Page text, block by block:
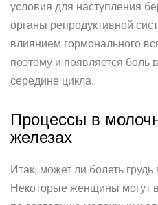
условия для наступления
органы репродуктивной
влиянием гормонального
поэтому и появляется боль
середине цикла.
Процессы в
Итак, может ли болеть
Некоторые женщины могут